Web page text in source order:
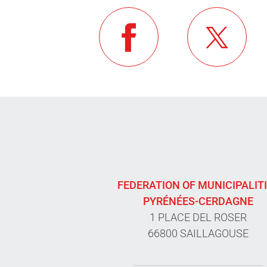
FEDERATION OF
PYRÉNÉES-CERDAGNE
1 PLACE DEL ROSER
66800 SAILLAGOUSE